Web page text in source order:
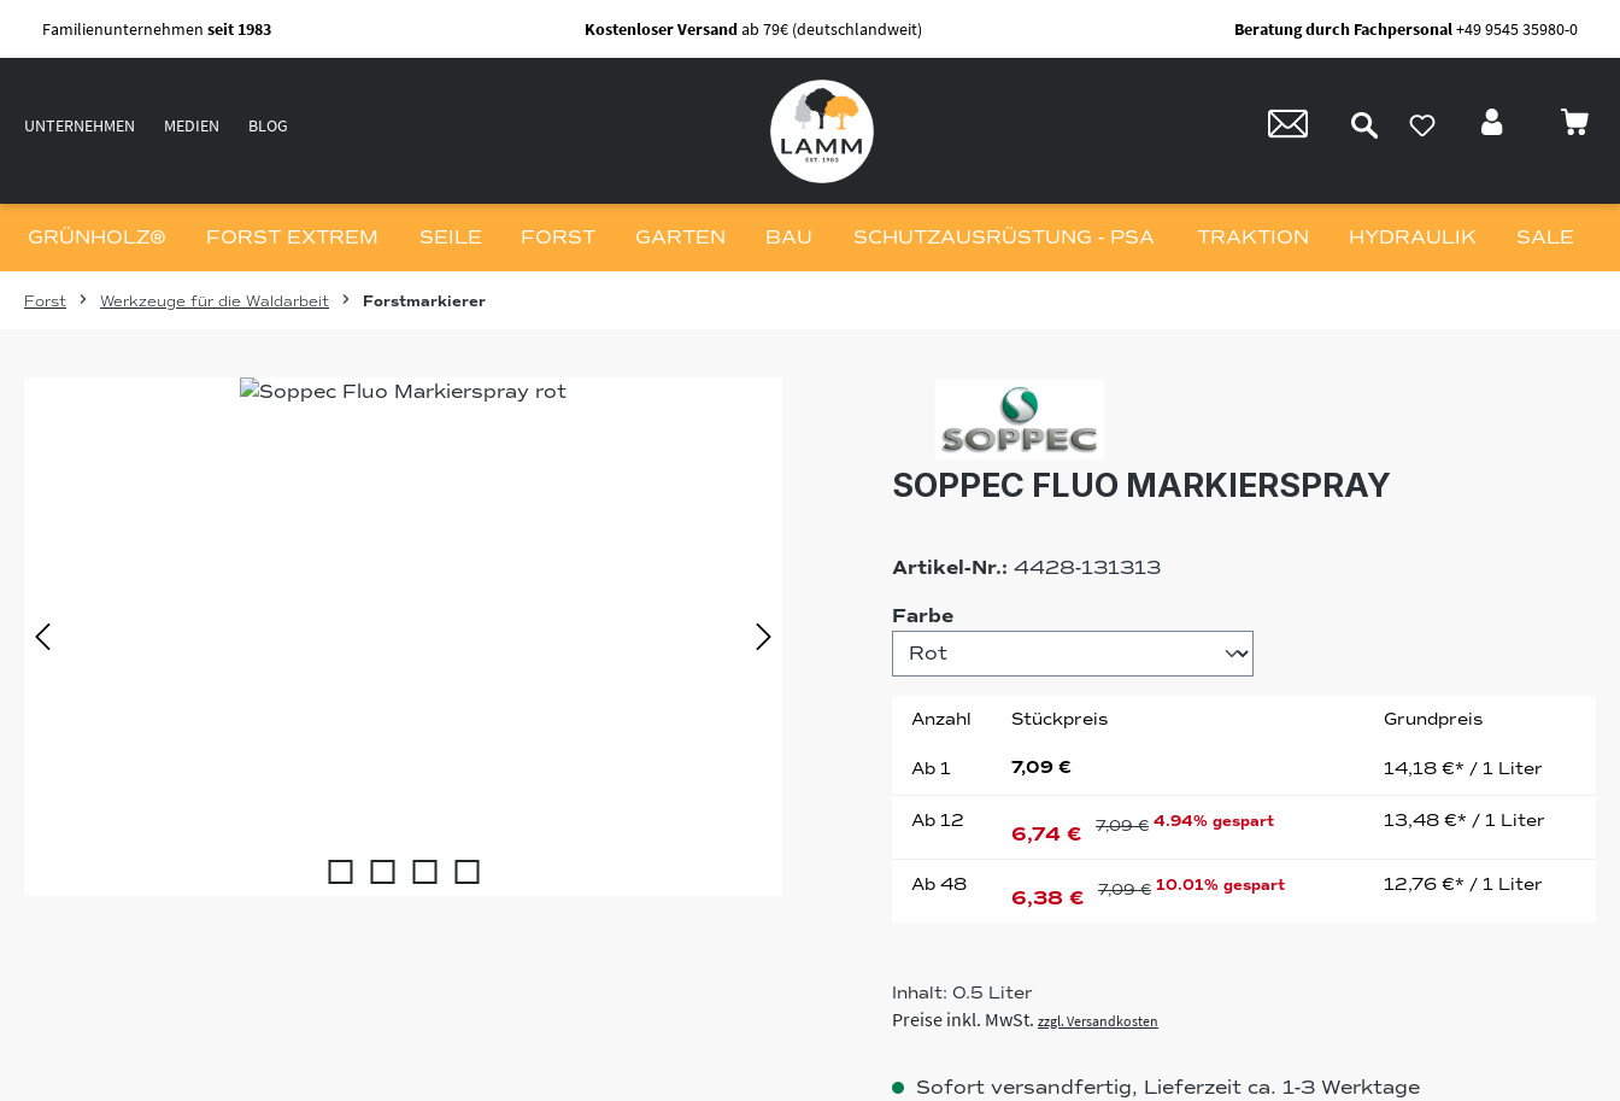
Hauptinhalt springen
Zur Suche springen
Zur Hauptnavigation springen
Familienunternehmen seit 1983 Kostenloser Versandab 79€ (deutschlandweit) Beratung durch Fachpersonal+49 9545 35980-0
UNTERNEHMEN MEDIEN BLOG
GRÜNHOLZ® FORST EXTREM SEILE FORST GARTEN BAU SCHUTZAUSRÜSTUNG - PSA TRAKTION HYDRAULIK SALE
Forst Werkzeuge für die Waldarbeit Forstmarkierer
Bildergalerie überspringen
SOPPEC FLUO MARKIERSPRAY
Artikel-Nr.: 4428-131313
Farbeauswählen
Anzahl Stückpreis Grundpreis
Ab 1 7,09 € 14,18 €* / 1 Liter
Ab 12
6,74 € 7,09 € 4.94% gespart 13,48 €* / 1 Liter
Ab 48
6,38 € 7,09 € 10.01% gespart 12,76 €* / 1 Liter
Inhalt: 0.5 Liter
Preise inkl. MwSt. zzgl. Versandkosten
Sofort versandfertig, Lieferzeit ca. 1-3 Werktage